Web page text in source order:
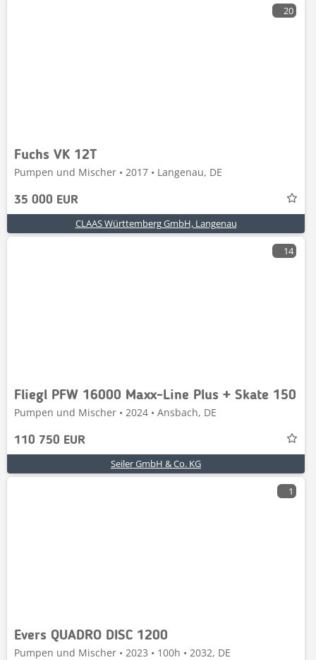
20
Fuchs VK 12T
Pumpen und Mischer • 2017 • Langenau, DE
35 000 EUR
CLAAS Württemberg GmbH, Langenau
14
Fliegl PFW 16000 Maxx-Line Plus + Skate 150
Pumpen und Mischer • 2024 • Ansbach, DE
110 750 EUR
Seiler GmbH & Co. KG
1
Evers QUADRO DISC 1200
Pumpen und Mischer • 2023 • 100h • 2032, DE